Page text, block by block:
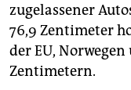
zugelassener
76,9 Zentimeter
der EU,
Zentimetern.